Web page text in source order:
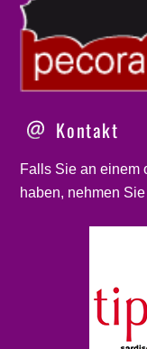
Kontakt
Falls Sie an einem
haben, nehmen